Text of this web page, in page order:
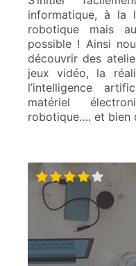
informatique, à la
robotique mais
possible ! Ainsi
découvrir des
jeux vidéo, la
l’intelligence
matériel
robotique…. et bien